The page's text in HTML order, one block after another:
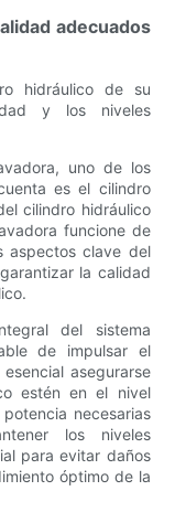
adecuados
hidráulico de su
y los niveles
uno de los
es el cilindro
cilindro hidráulico
funcione de
aspectos clave del
la calidad
del sistema
de impulsar el
asegurarse
estén en el nivel
necesarias
los niveles
para evitar daños
óptimo de la